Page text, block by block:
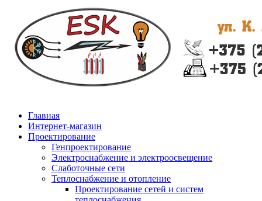
Главная
Интернет-магазин
Проектирование
Генпроектирование
Электроснабжение и электроосвещение
Слаботочные сети
Теплоснабжение и отопление
Проектирование сетей и систем